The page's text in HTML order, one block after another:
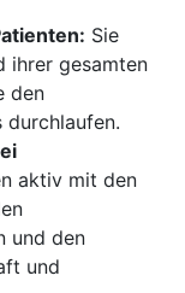
Sie
ihrer gesamten
den
durchlaufen.
aktiv mit den
und den
und